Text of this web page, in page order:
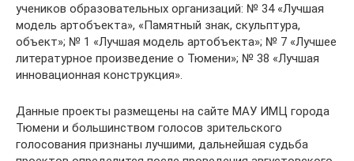
учеников образовательных организаций: № 34 «Лучшая
модель артобъекта», «Памятный знак, скульптура,
объект»; № 1 «Лучшая модель артобъекта»; № 7 «Лучшее
литературное произведение о Тюмени»; № 38 «Лучшая
инновационная конструкция».
Данные проекты размещены на сайте МАУ ИМЦ города
Тюмени и большинством голосов зрительского
голосования признаны лучшими, дальнейшая судьба